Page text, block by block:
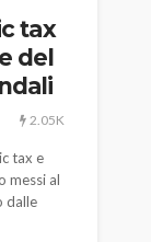
tax
del
2.05K
tax e
messi al
dalle